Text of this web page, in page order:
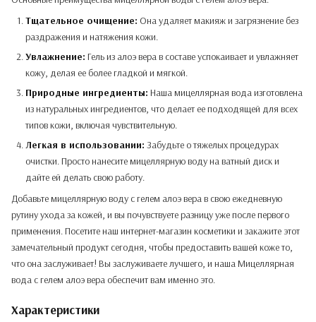
Тщательное очищение: Она удаляет макияж и загрязнение без
раздражения и натяжения кожи.
Увлажнение: Гель из алоэ вера в составе успокаивает и увлажняет
кожу, делая ее более гладкой и мягкой.
Природные ингредиенты: Наша мицеллярная вода изготовлена
из натуральных ингредиентов, что делает ее подходящей для всех
типов кожи, включая чувствительную.
Легкая в использовании: Забудьте о тяжелых процедурах
очистки. Просто нанесите мицеллярную воду на ватный диск и
дайте ей делать свою работу.
Добавьте мицеллярную воду с гелем алоэ вера в свою ежедневную
рутину ухода за кожей, и вы почувствуете разницу уже после первого
применения. Посетите наш интернет-магазин косметики и закажите этот
замечательный продукт сегодня, чтобы предоставить вашей коже то,
что она заслуживает! Вы заслуживаете лучшего, и наша Мицеллярная
вода с гелем алоэ вера обеспечит вам именно это.
Характеристики